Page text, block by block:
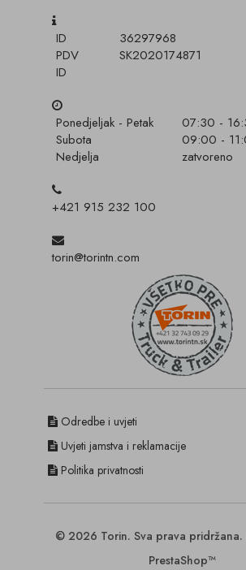
ID
36297968
PDV
ID
SK2020174871
Ponedjeljak - Petak
07:30 -
Subota
09:00 -
Nedjelja
zatvoreno
+421 915 232 100
torin@torintn.com
Odredbe i uvjeti
Uvjeti jamstva i reklamacije
Politika privatnosti
© 2026 Torin. Sva prava pridržana.
PrestaShop™